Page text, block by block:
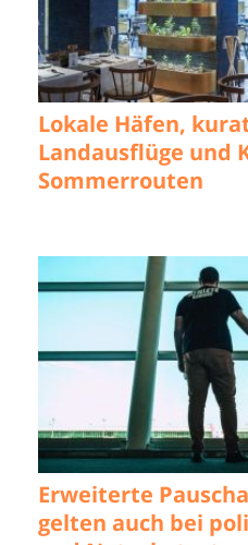
Lokale Häfen,
Landausflüge und
Sommerrouten
Erweiterte
gelten auch bei